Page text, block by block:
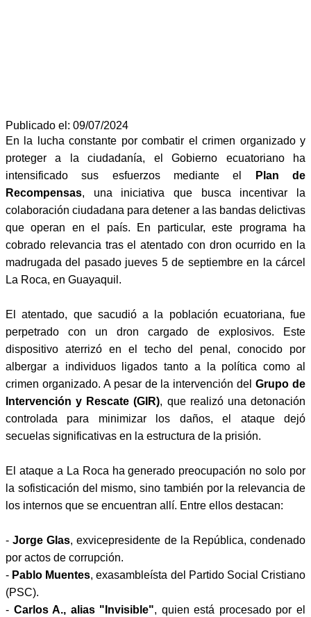
Publicado el: 09/07/2024
En la lucha constante por combatir el crimen organizado y
proteger a la ciudadanía, el Gobierno ecuatoriano ha
intensificado sus esfuerzos mediante el
Plan de
Recompensas, una iniciativa que busca incentivar la
colaboración ciudadana para detener a las bandas delictivas
que operan en el país. En particular, este programa ha
cobrado relevancia tras el atentado con dron ocurrido en la
madrugada del pasado jueves 5 de septiembre en la cárcel
La Roca, en Guayaquil.
El atentado, que sacudió a la población ecuatoriana, fue
perpetrado con un dron cargado de explosivos. Este
dispositivo aterrizó en el techo del penal, conocido por
albergar a individuos ligados tanto a la política como al
crimen organizado. A pesar de la intervención delGrupo de
Intervención y Rescate (GIR), que realizó una detonación
controlada para minimizar los daños, el ataque dejó
secuelas significativas en la estructura de la prisión.
El ataque a La Roca ha generado preocupación no solo por
la sofisticación del mismo, sino también por la relevancia de
los internos que se encuentran allí. Entre ellos destacan:
-Jorge Glas, exvicepresidente de la República, condenado
por actos de corrupción.
- Pablo Muentes, exasambleísta del Partido Social Cristiano
(PSC).
- Carlos A., alias "Invisible", quien está procesado por el